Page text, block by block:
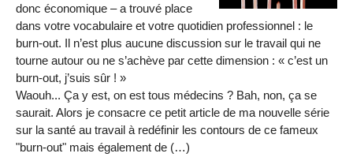
donc économique – a trouvé place
dans votre vocabulaire et votre quotidien professionnel : le
burn-out. Il n’est plus aucune discussion sur le travail qui ne
tourne autour ou ne s’achève par cette dimension : « c’est un
burn-out, j’suis sûr ! »
Waouh... Ça y est, on est tous médecins ? Bah, non, ça se
saurait. Alors je consacre ce petit article de ma nouvelle série
sur la santé au travail à redéfinir les contours de ce fameux
"burn-out" mais également de (…)